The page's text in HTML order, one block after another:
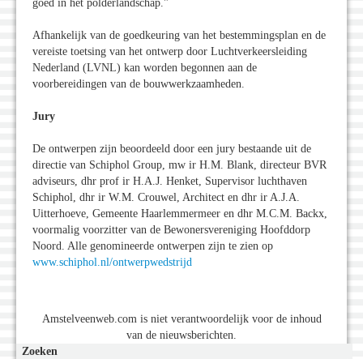
goed in het polderlandschap."
Afhankelijk van de goedkeuring van het bestemmingsplan en de
vereiste toetsing van het ontwerp door Luchtverkeersleiding
Nederland (LVNL) kan worden begonnen aan de
voorbereidingen van de bouwwerkzaamheden.
Jury
De ontwerpen zijn beoordeeld door een jury bestaande uit de
directie van Schiphol Group, mw ir H.M. Blank, directeur BVR
adviseurs, dhr prof ir H.A.J. Henket, Supervisor luchthaven
Schiphol, dhr ir W.M. Crouwel, Architect en dhr ir A.J.A.
Uitterhoeve, Gemeente Haarlemmermeer en dhr M.C.M. Backx,
voormalig voorzitter van de Bewonersvereniging Hoofddorp
Noord. Alle genomineerde ontwerpen zijn te zien op
www.schiphol.nl/ontwerpwedstrijd
Amstelveenweb.com is niet verantwoordelijk voor de inhoud
van de nieuwsberichten.
Zoeken